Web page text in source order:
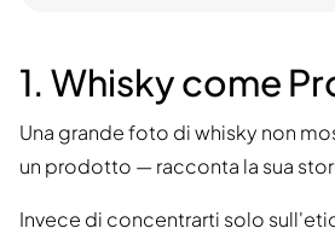
1. Whisky come
Una grande foto di whisky non
un prodotto — racconta la sua
Invece di concentrarti solo